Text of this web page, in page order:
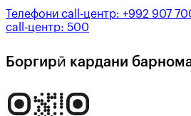
Телефони call-центр: +992 907
call-центр: 500
Боргирӣ кардани